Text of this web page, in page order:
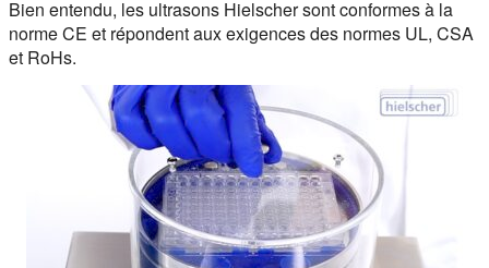
Bien entendu, les ultrasons Hielscher sont conformes à la
norme CE et répondent aux exigences des normes UL, CSA
et RoHs.